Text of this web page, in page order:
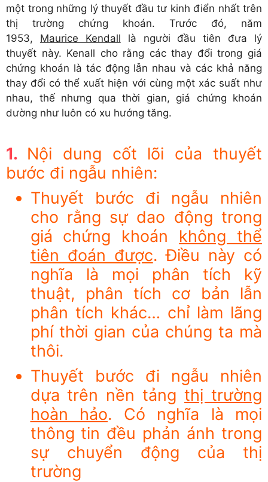
một trong những lý thuyết đầu tư kinh điển nhất trên
thị trường chứng khoán. Trước đó, năm
1953, Maurice Kendall là người đầu tiên đưa lý
thuyết này. Kenall cho rằng các thay đổi trong giá
chứng khoán là tác động lẫn nhau và các khả năng
thay đổi có thể xuất hiện với cùng một xác suất như
nhau, thế nhưng qua thời gian, giá chứng khoán
dường như luôn có xu hướng tăng.
Nội dung cốt lõi của thuyết
bước đi ngẫu nhiên:
Thuyết bước đi ngẫu nhiên
cho rằng sự dao động trong
giá chứng khoán không thể
tiên đoán được. Điều này có
nghĩa là mọi phân tích kỹ
thuật, phân tích cơ bản lẫn
phân tích khác… chỉ làm lãng
phí thời gian của chúng ta mà
thôi.
Thuyết bước đi ngẫu nhiên
dựa trên nền tảngthị trường
hoàn hảo. Có nghĩa là mọi
thông tin đều phản ánh trong
sự chuyển động của thị
trường